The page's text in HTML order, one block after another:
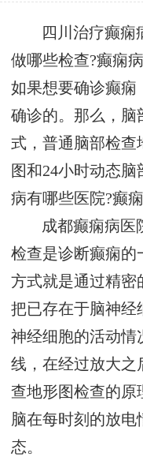
四川治疗癫痫
做哪些检查?癫痫
如果想要确诊癫痫
确诊的。那么，脑
式，普通脑部检查
图和24小时动态
病有哪些医院?癫
成都癫痫病医
检查是诊断癫痫的
方式就是通过精密
把已存在于脑神经
神经细胞的活动情
线，在经过放大之
查地形图检查的原
脑在每时刻的放电
态。